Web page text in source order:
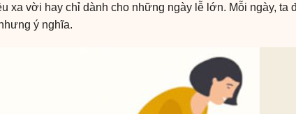
xa vời hay chỉ dành cho những ngày lễ lớn. Mỗi ngày, ta
ý nghĩa.